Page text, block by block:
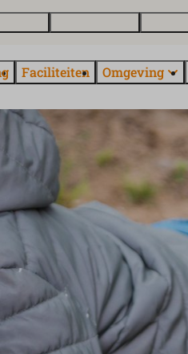
Faciliteiten Omgeving